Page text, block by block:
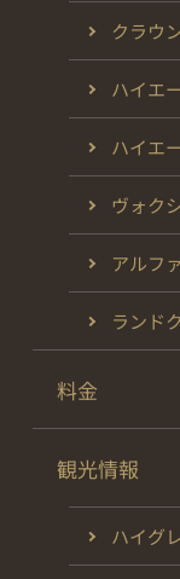
クラウ
ハイエ
ハイエ
ヴォク
アルフ
ランド
料金
観光情報
ハイグ